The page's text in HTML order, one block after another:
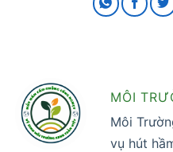
MÔI
Môi
vụ hút